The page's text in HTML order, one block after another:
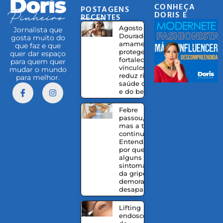
Jornalista que
gosta muito do
que faz e que
quer dar espaço
para quem quer
mudar o mundo
para melhor.
POSTAGENS
RECENTES
Agosto
Dourado:
amamentação
protege,
fortalece
vínculos e
reduz riscos à
saúde da mãe
e do bebê
Febre
passou,
mas a tosse
continua?
Entenda
por que
alguns
sintomas
da gripe
demoram a
desaparecer
Lifting
endoscópico
CONHEÇA
DORIS E
EQUIPE